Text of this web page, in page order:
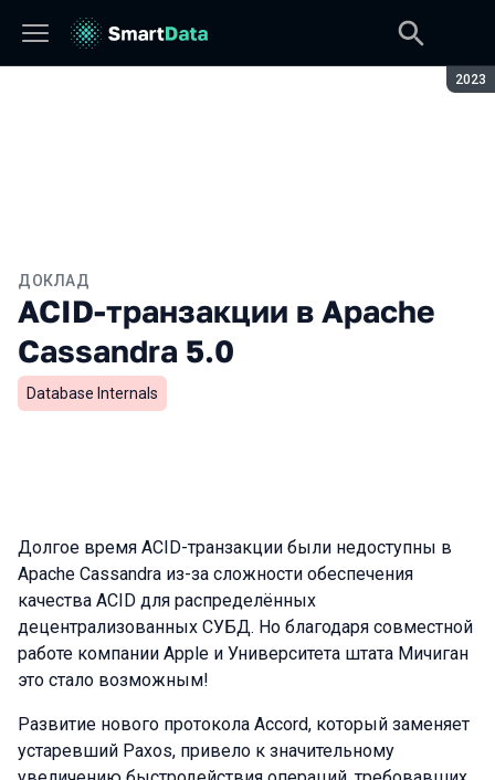
2023
ДОКЛАД
ACID-транзакции в Apache
Cassandra 5.0
Database Internals
Долгое время ACID-транзакции были недоступны в
Apache Cassandra из-за сложности обеспечения
качества ACID для распределённых
децентрализованных СУБД. Но благодаря совместной
работе компании Apple и Университета штата Мичиган
это стало возможным!
Развитие нового протокола Accord, который заменяет
устаревший Paxos, привело к значительному